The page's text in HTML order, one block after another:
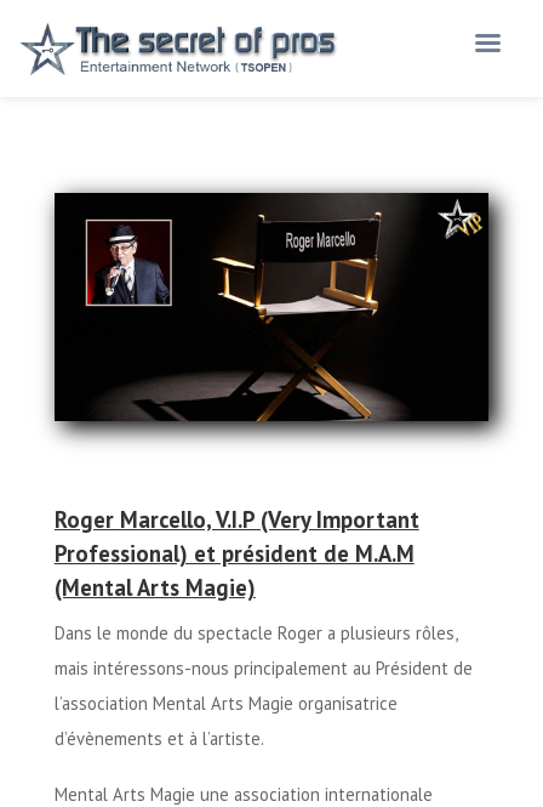
Roger Marcello, V.I.P (Very Important
Professional) et président de M.A.M
(Mental Arts Magie)
Dans le monde du spectacle Roger a plusieurs rôles,
mais intéressons-nous principalement au Président de
l’association Mental Arts Magie organisatrice
d’évènements et à l’artiste.
Mental Arts Magie une association internationale